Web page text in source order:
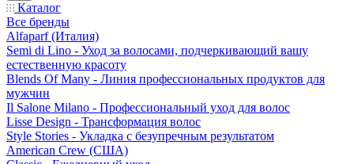
Каталог
Все бренды
Alfaparf (Италия)
Semi di Lino - Уход за волосами, подчеркивающий вашу
естественную красоту
Blends Of Many - Линия профессиональных продуктов для
мужчин
Il Salone Milano - Профессиональный уход для волос
Lisse Design - Трансформация волос
Style Stories - Укладка с безупречным результатом
American Crew (США)